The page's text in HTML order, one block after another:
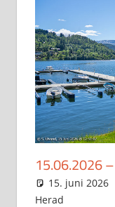
15.06.2026
15. juni 2026
Herad